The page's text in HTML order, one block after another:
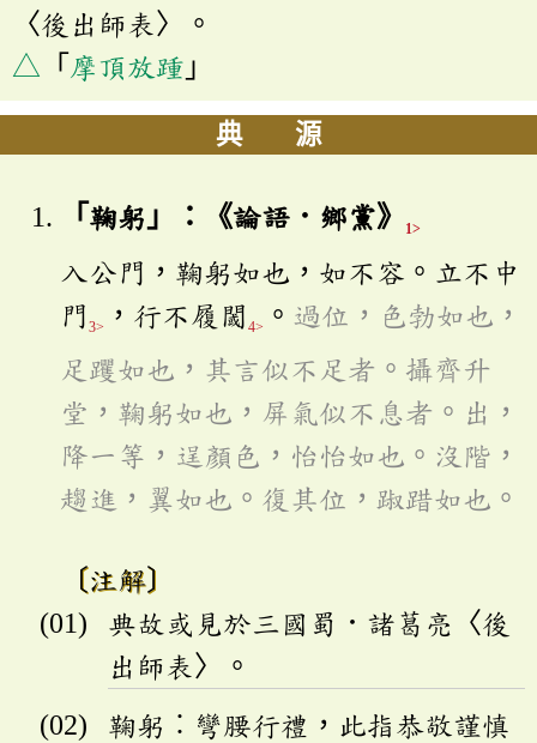
〈後出師表〉。
△ 「 摩頂放踵 」
典 源
「鞠躬」：《論語．鄉黨》 1>
入公門，鞠躬如也，如不容。立不中
門 3> ，行不履閾 4> 。 過位，色勃如也，
足躩如也，其言似不足者。攝齊升
堂，鞠躬如也，屏氣似不息者。出，
降一等，逞顏色，怡怡如也。沒階，
趨進，翼如也。復其位，踧踖如也。
〔注解〕
典故或見於三國蜀．諸葛亮〈後
出師表〉。
鞠躬︰彎腰行禮，此指恭敬謹慎